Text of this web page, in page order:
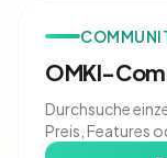
OMKI-
Durchsuche
Preis, Features